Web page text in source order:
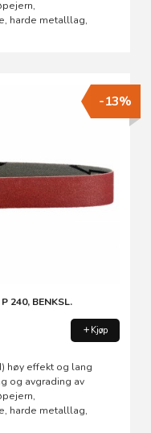
harde metalllag,
240, BENKSL.
-13%
Kjøp
høy effekt og lang
og avgrading av
harde metalllag,